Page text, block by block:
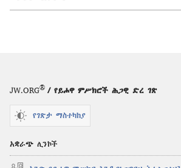
JW.ORG® / የይሖዋ ምሥክሮች ሕጋዊ ድረ ገጽ
የገጽታ ማስተካከያ
አቋራጭ ሊንኮች